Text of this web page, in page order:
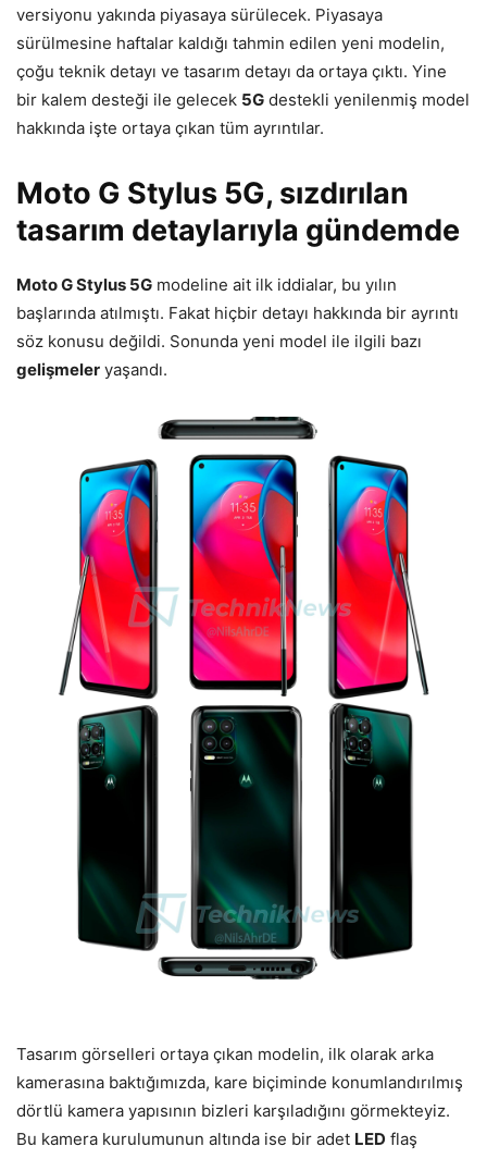
versiyonu yakında piyasaya sürülecek. Piyasaya
sürülmesine haftalar kaldığı tahmin edilen yeni modelin,
çoğu teknik detayı ve tasarım detayı da ortaya çıktı. Yine
bir kalem desteği ile gelecek 5G destekli yenilenmiş model
hakkında işte ortaya çıkan tüm ayrıntılar.
Moto G Stylus 5G, sızdırılan
tasarım detaylarıyla gündemde
Moto G Stylus 5G modeline ait ilk iddialar, bu yılın
başlarında atılmıştı. Fakat hiçbir detayı hakkında bir ayrıntı
söz konusu değildi. Sonunda yeni model ile ilgili bazı
gelişmeler yaşandı.
Tasarım görselleri ortaya çıkan modelin, ilk olarak arka
kamerasına baktığımızda, kare biçiminde konumlandırılmış
dörtlü kamera yapısının bizleri karşıladığını görmekteyiz.
Bu kamera kurulumunun altında ise bir adet LED flaş